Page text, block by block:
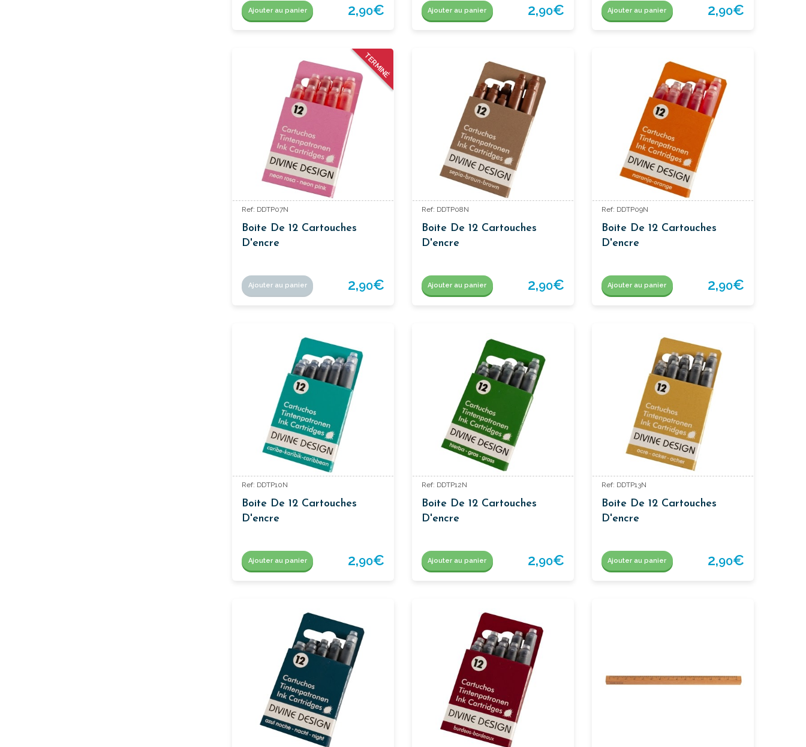
Ajouter au panier 2,90€ Ajouter au panier 2,90€ Ajouter au panier 2,90€
TERMINÉ
Ref: DDTP07N
Boite De 12 Cartouches
D'encre
Ajouter au panier 2,90€
Ref: DDTP08N
Boite De 12 Cartouches
D'encre
Ajouter au panier 2,90€
Ref: DDTP09N
Boite De 12 Cartouches
D'encre
Ajouter au panier 2,90€
Ref: DDTP10N
Boite De 12 Cartouches
D'encre
Ajouter au panier 2,90€
Ref: DDTP12N
Boite De 12 Cartouches
D'encre
Ajouter au panier 2,90€
Ref: DDTP13N
Boite De 12 Cartouches
D'encre
Ajouter au panier 2,90€